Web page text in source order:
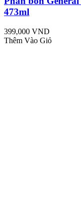
473ml
399,000 VND
Thêm Vào Giỏ